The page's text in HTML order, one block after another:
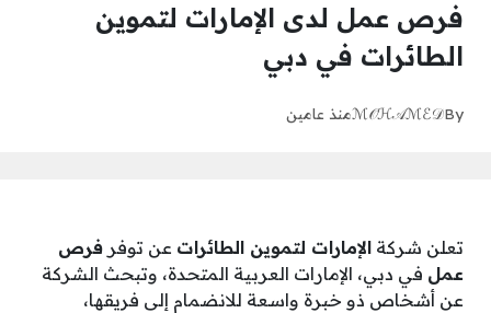
فرص عمل لدى الإمارات لتموين
الطائرات في دبي
By
ℳ𝒪ℋ𝒜ℳℰ𝒟منذ عامين
تعلن شركة الإمارات لتموين الطائرات عن توفر فرص
عمل في دبي، الإمارات العربية المتحدة، وتبحث الشركة
عن أشخاص ذو خبرة واسعة للانضمام إلى فريقها،